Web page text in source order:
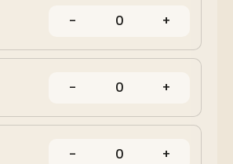
- 0 +
- 0 +
- 0 +